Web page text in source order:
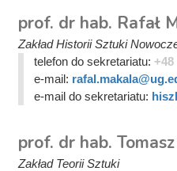
prof. dr hab. Rafał
Zakład Historii Sztuki
telefon do sekretariatu: +48
e-mail:
e-mail do sekretariatu:
prof. dr hab.
Zakład Teorii Sztuki